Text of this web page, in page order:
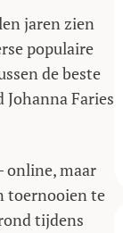
jaren zien
populaire
de beste
Johanna Faries
online, maar
toernooien te
tijdens